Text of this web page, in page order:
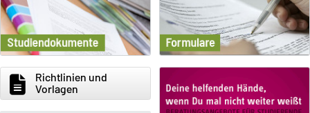
Richtlinien und
Vorlagen